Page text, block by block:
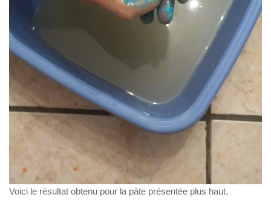
Voici le résultat obtenu pour la pâte présentée plus haut.